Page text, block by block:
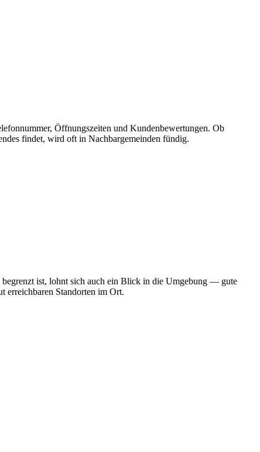
Öffnungszeiten und Kundenbewertungen. Ob
findet, wird oft in Nachbargemeinden fündig.
ist, lohnt sich auch ein Blick in die Umgebung — gute
erreichbaren Standorten im Ort.